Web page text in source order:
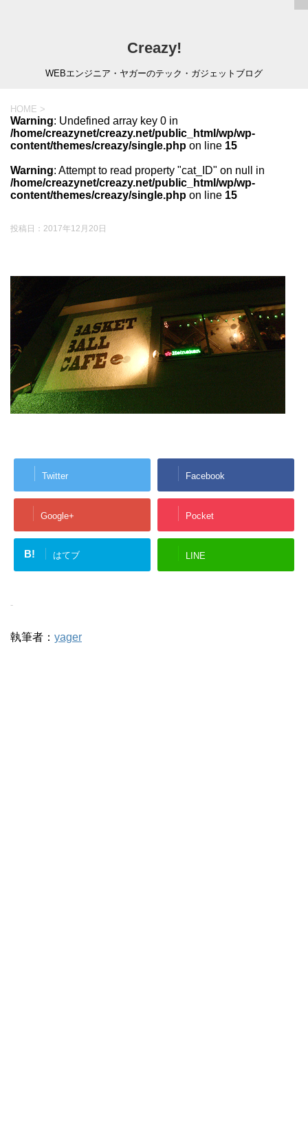
Creazy!
WEBエンジニア・ヤガーのテック・ガジェットブログ
HOME >
Warning: Undefined array key 0 in
/home/creazynet/creazy.net/public_html/wp/wp-
content/themes/creazy/single.php on line 15
Warning: Attempt to read property "cat_ID" on null in
/home/creazynet/creazy.net/public_html/wp/wp-
content/themes/creazy/single.php on line 15
投稿日： 2017年12月20日
Twitter Facebook
Google+ Pocket
B! はてブ LINE
-
執筆者： yager